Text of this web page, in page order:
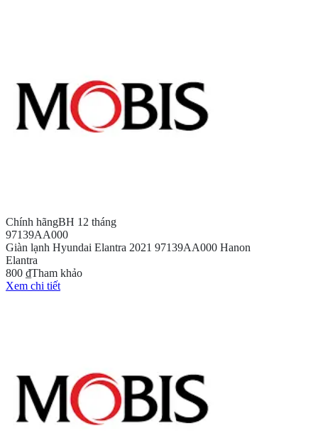
Chính hãngBH 12 tháng
97139AA000
Giàn lạnh Hyundai Elantra 2021 97139AA000 Hanon
Elantra
800 ₫Tham khảo
Xem chi tiết